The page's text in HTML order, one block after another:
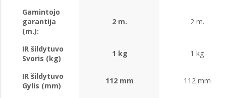
Gamintojo
garantija
(m.):
2 m. 2 m.
IR šildytuvo
Svoris (kg)
1 kg 1 kg
IR šildytuvo
Gylis (mm)
112 mm 112 mm